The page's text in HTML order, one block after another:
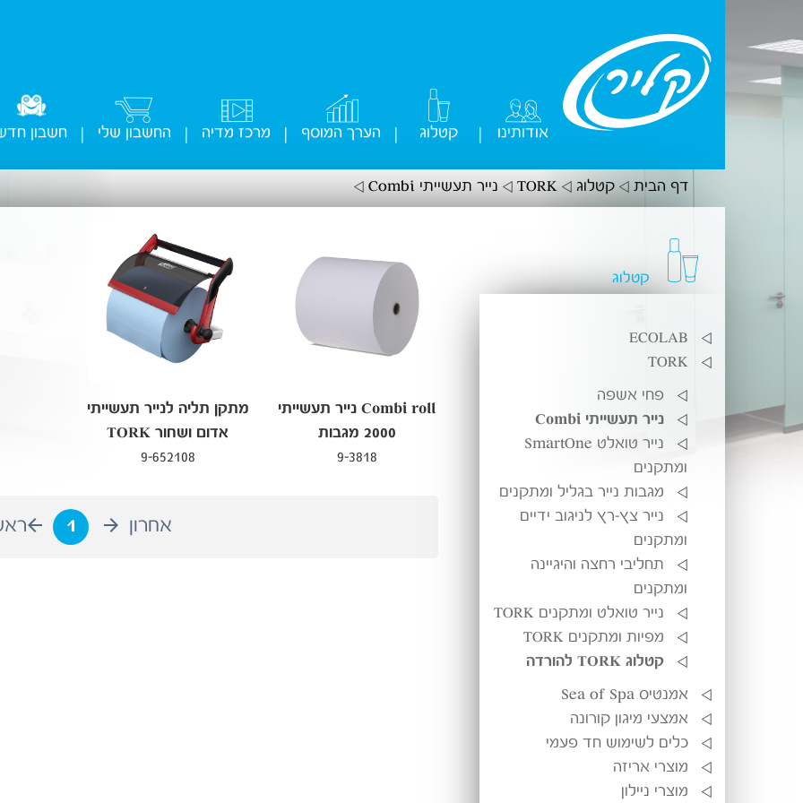
אודותינו קטלוג הערך המוסף מרכז מדיה החשבון שלי חשבון
דף הבית קטלוג TORK נייר תעשייתי Combi
קטלוג
ECOLAB
TORK
פחי אשפה
נייר תעשייתי Combi
נייר טואלט SmartOne
ומתקנים
מגבות נייר בגליל ומתקנים
נייר צץ-רץ לניגוב ידיים
ומתקנים
תחליבי רחצה והיגיינה
ומתקנים
נייר טואלט ומתקנים TORK
מפיות ומתקנים TORK
קטלוג TORK להורדה
אמנטיס Sea of Spa
אמצעי מיגון קורונה
כלים לשימוש חד פעמי
מוצרי אריזה
מוצרי ניילון
Combi roll נייר תעשייתי
2000 מגבות
9-3818
מתקן תליה לנייר תעשייתי
אדום ושחור TORK
9-652108
1 אחרון